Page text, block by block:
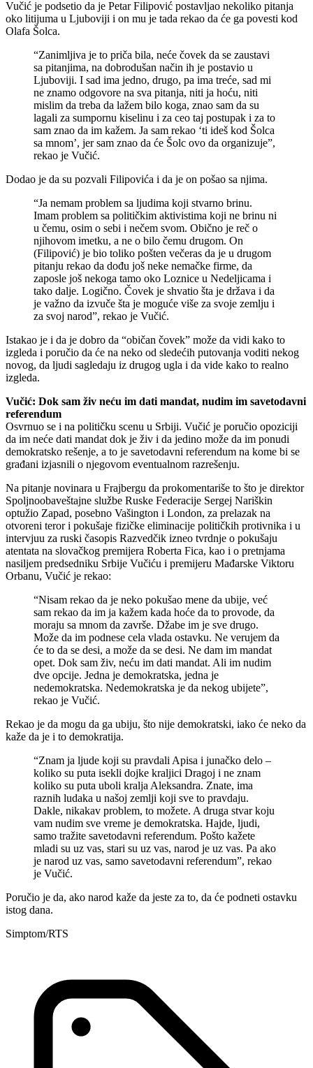
Vučić je podsetio da je Petar Filipović postavljao nekoliko pitanja
oko litijuma u Ljuboviji i on mu je tada rekao da će ga povesti kod
Olafa Šolca.
“Zanimljiva je to priča bila, neće čovek da se zaustavi
sa pitanjima, na dobrodušan način ih je postavio u
Ljuboviji. I sad ima jedno, drugo, pa ima treće, sad mi
ne znamo odgovore na sva pitanja, niti ja hoću, niti
mislim da treba da lažem bilo koga, znao sam da su
lagali za sumpornu kiselinu i za ceo taj postupak i za to
sam znao da im kažem. Ja sam rekao ‘ti ideš kod Šolca
sa mnom’, jer sam znao da će Šolc ovo da organizuje”,
rekao je Vučić.
Dodao je da su pozvali Filipovića i da je on pošao sa njima.
“Ja nemam problem sa ljudima koji stvarno brinu.
Imam problem sa političkim aktivistima koji ne brinu ni
u čemu, osim o sebi i nečem svom. Obično je reč o
njihovom imetku, a ne o bilo čemu drugom. On
(Filipović) je bio toliko pošten večeras da je u drugom
pitanju rekao da dođu još neke nemačke firme, da
zaposle još nekoga tamo oko Loznice u Nedeljicama i
tako dalje. Logično. Čovek je shvatio šta je država i da
je važno da izvuče šta je moguće više za svoje zemlju i
za svoj narod”, rekao je Vučić.
Istakao je i da je dobro da “običan čovek” može da vidi kako to
izgleda i poručio da će na neko od sledećih putovanja voditi nekog
novog, da ljudi sagledaju iz drugog ugla i da vide kako to realno
izgleda.
Vučić: Dok sam živ neću im dati mandat, nudim im savetodavni
referendum
Osvrnuo se i na političku scenu u Srbiji. Vučić je poručio opoziciji
da im neće dati mandat dok je živ i da jedino može da im ponudi
demokratsko rešenje, a to je savetodavni referendum na kome bi se
građani izjasnili o njegovom eventualnom razrešenju.
Na pitanje novinara u Frajbergu da prokomentariše to što je direktor
Spoljnoobaveštajne službe Ruske Federacije Sergej Nariškin
optužio Zapad, posebno Vašington i London, za prelazak na
otvoreni teror i pokušaje fizičke eliminacije političkih protivnika i u
intervjuu za ruski časopis Razvedčik izneo tvrdnje o pokušaju
atentata na slovačkog premijera Roberta Fica, kao i o pretnjama
nasiljem predsedniku Srbije Vučiću i premijeru Mađarske Viktoru
Orbanu, Vučić je rekao:
“Nisam rekao da je neko pokušao mene da ubije, već
sam rekao da im ja kažem kada hoće da to provode, da
moraju sa mnom da završe. Džabe im je sve drugo.
Može da im podnese cela vlada ostavku. Ne verujem da
će to da se desi, a može da se desi. Ne dam im mandat
opet. Dok sam živ, neću im dati mandat. Ali im nudim
dve opcije. Jedna je demokratska, jedna je
nedemokratska. Nedemokratska je da nekog ubijete”,
rekao je Vučić.
Rekao je da mogu da ga ubiju, što nije demokratski, iako će neko da
kaže da je i to demokratija.
“Znam ja ljude koji su pravdali Apisa i junačko delo –
koliko su puta isekli dojke kraljici Dragoj i ne znam
koliko su puta uboli kralja Aleksandra. Znate, ima
raznih ludaka u našoj zemlji koji sve to pravdaju.
Dakle, nikakav problem, to možete. A druga stvar koju
vam nudim sve vreme je demokratska. Hajde, ljudi,
samo tražite savetodavni referendum. Pošto kažete
mladi su uz vas, stari su uz vas, narod je uz vas. Pa ako
je narod uz vas, samo savetodavni referendum”, rekao
je Vučić.
Poručio je da, ako narod kaže da jeste za to, da će podneti ostavku
istog dana.
Simptom/RTS